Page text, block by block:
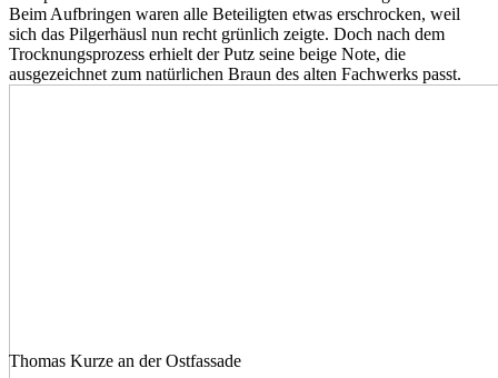
Beim Aufbringen waren alle Beteiligten etwas erschrocken, weil
sich das Pilgerhäusl nun recht grünlich zeigte. Doch nach dem
Trocknungsprozess erhielt der Putz seine beige Note, die
ausgezeichnet zum natürlichen Braun des alten Fachwerks passt.
Thomas Kurze an der Ostfassade